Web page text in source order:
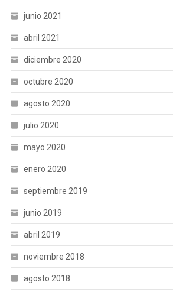
junio 2021
abril 2021
diciembre 2020
octubre 2020
agosto 2020
julio 2020
mayo 2020
enero 2020
septiembre 2019
junio 2019
abril 2019
noviembre 2018
agosto 2018